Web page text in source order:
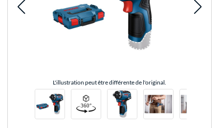
L'illustration peut être différente de l'original.